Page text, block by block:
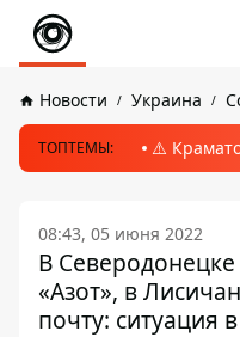
Новости Украина
ТОПТЕМЫ: ⚠️
08:43, 05 июня 2022
В
«Азот», в
почту: ситуация